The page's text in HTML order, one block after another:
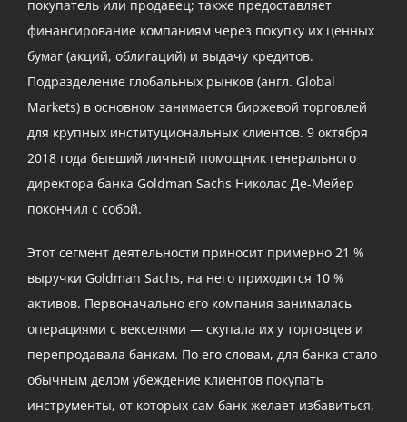
покупатель или продавец; также предоставляет
финансирование компаниям через покупку их ценных
бумаг (акций, облигаций) и выдачу кредитов.
Подразделение глобальных рынков (англ. Global
Markets) в основном занимается биржевой торговлей
для крупных институциональных клиентов. 9 октября
2018 года бывший личный помощник генерального
директора банка Goldman Sachs Николас Де-Мейер
покончил с собой.
Этот сегмент деятельности приносит примерно 21 %
выручки Goldman Sachs, на него приходится 10 %
активов. Первоначально его компания занималась
операциями с векселями — скупала их у торговцев и
перепродавала банкам. По его словам, для банка стало
обычным делом убеждение клиентов покупать
инструменты, от которых сам банк желает избавиться,